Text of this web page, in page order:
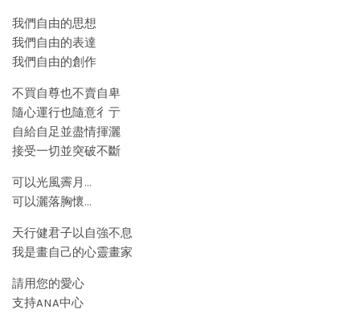
我們自由的思想
我們自由的表達
我們自由的創作
不買自尊也不賣自卑
隨心運行也隨意彳亍
自給自足並盡情揮灑
接受一切並突破不斷
可以光風霽月…
可以灑落胸懷…
天行健君子以自強不息
我是畫自己的心靈畫家
請用您的愛心
支持ANA中心